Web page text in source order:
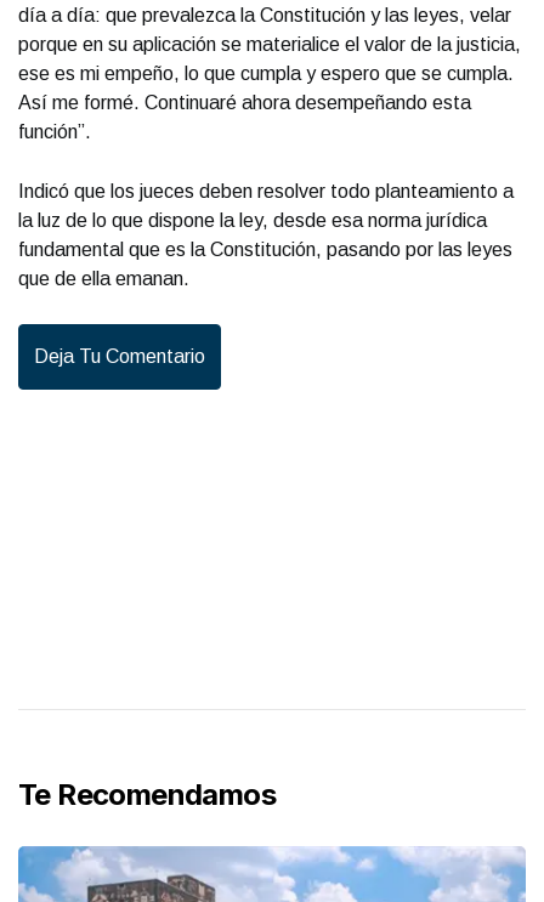
día a día: que prevalezca la Constitución y las leyes, velar
porque en su aplicación se materialice el valor de la justicia,
ese es mi empeño, lo que cumpla y espero que se cumpla.
Así me formé. Continuaré ahora desempeñando esta
función”.
Indicó que los jueces deben resolver todo planteamiento a
la luz de lo que dispone la ley, desde esa norma jurídica
fundamental que es la Constitución, pasando por las leyes
que de ella emanan.
Deja Tu Comentario
Te Recomendamos